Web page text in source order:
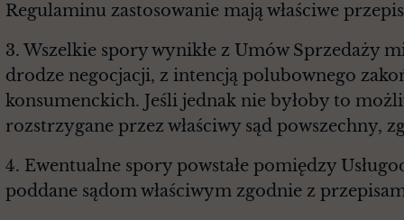
Regulaminu zastosowanie mają właściwe
3. Wszelkie spory wynikłe z Umów Sprzedaży
drodze negocjacji, z intencją polubownego
konsumenckich. Jeśli jednak nie byłoby to
rozstrzygane przez właściwy sąd powszechny,
4. Ewentualne spory powstałe pomiędzy
poddane sądom właściwym zgodnie z